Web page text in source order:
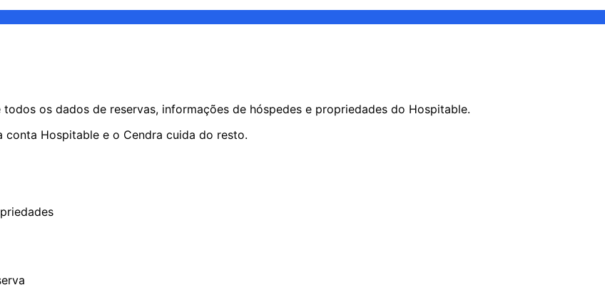
os dados de reservas, informações de hóspedes e propriedades do Hospitable.
Hospitable e o Cendra cuida do resto.